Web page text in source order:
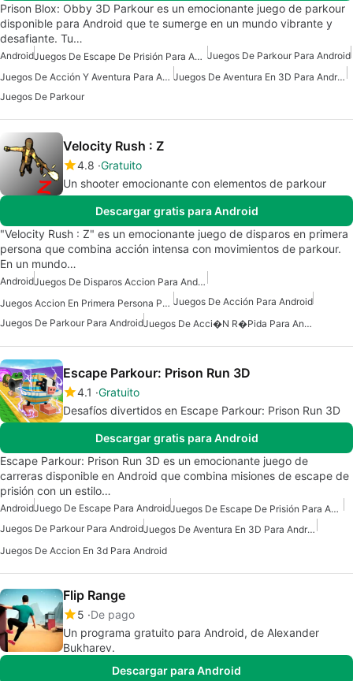
Prison Blox: Obby 3D Parkour es un emocionante juego de parkour
disponible para Android que te sumerge en un mundo vibrante y
desafiante. Tu…
Android Juegos De Escape De Prisión Para Android Juegos De Parkour Para Android
Juegos De Acción Y Aventura Para Android
Juegos De Aventura En 3D Para Android
Juegos De Parkour
Velocity Rush : Z
4.8 Gratuito
Un shooter emocionante con elementos de parkour
Descargar gratis para Android
"Velocity Rush : Z" es un emocionante juego de disparos en primera
persona que combina acción intensa con movimientos de parkour.
En un mundo…
Android
Juegos De Disparos Accion Para Android
Juegos Accion En Primera Persona Para Android Juegos De Acción Para Android
Juegos De Parkour Para Android
Juegos De Acci�n R�pida Para Android
Escape Parkour: Prison Run 3D
4.1 Gratuito
Desafíos divertidos en Escape Parkour: Prison Run 3D
Descargar gratis para Android
Escape Parkour: Prison Run 3D es un emocionante juego de
carreras disponible en Android que combina misiones de escape de
prisión con un estilo…
AndroidJuego De Escape Para Android
Juegos De Escape De Prisión Para Android
Juegos De Parkour Para Android
Juegos De Aventura En 3D Para Android
Juegos De Accion En 3d Para Android
Flip Range
5 De pago
Un programa gratuito para Android, de Alexander
Bukharev.
Descargar para Android